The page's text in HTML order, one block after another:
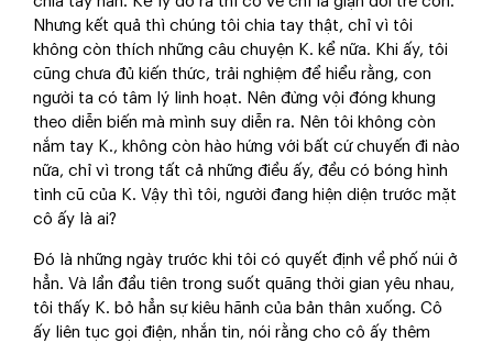
Nhưng kết quả thì chúng tôi chia tay thật, chỉ vì tôi
không còn thích những câu chuyện K. kể nữa. Khi ấy, tôi
cũng chưa đủ kiến thức, trải nghiệm để hiểu rằng, con
người ta có tâm lý linh hoạt. Nên đừng vội đóng khung
theo diễn biến mà mình suy diễn ra. Nên tôi không còn
nắm tay K., không còn hào hứng với bất cứ chuyến đi nào
nữa, chỉ vì trong tất cả những điều ấy, đều có bóng hình
tình cũ của K. Vậy thì tôi, người đang hiện diện trước mặt
cô ấy là ai?
Đó là những ngày trước khi tôi có quyết định về phố núi ở
hẳn. Và lần đầu tiên trong suốt quãng thời gian yêu nhau,
tôi thấy K. bỏ hẳn sự kiêu hãnh của bản thân xuống. Cô
ấy liên tục gọi điện, nhắn tin, nói rằng cho cô ấy thêm